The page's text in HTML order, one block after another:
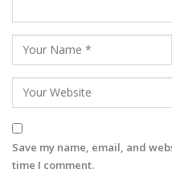
Save my name, email, and
time I comment.